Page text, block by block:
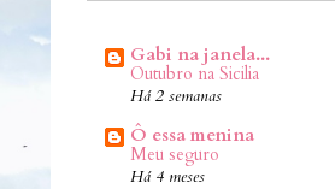
Gabi na janela...
Outubro na Sicilia
Há 2 semanas
Ô essa menina
Meu seguro
Há 4 meses